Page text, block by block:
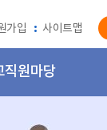
가입 사이트맵
직원마당